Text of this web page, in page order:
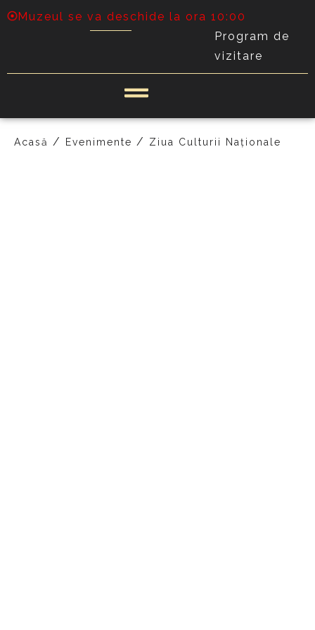
Muzeul se va deschide la ora 10:00
Program de
vizitare
Acasă / Evenimente / Ziua Culturii Naționale